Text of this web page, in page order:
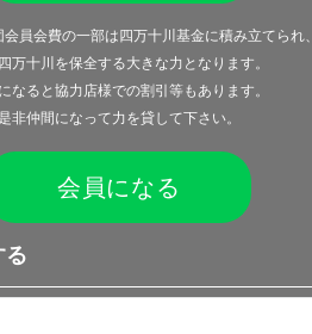
会員会費の一部は四万十川基金に積み立てられ、
万十川を保全する大きな力となります。
なると 協力店様での割引等もあります。
是非仲間になって力を貸して下さい。
会員になる
る